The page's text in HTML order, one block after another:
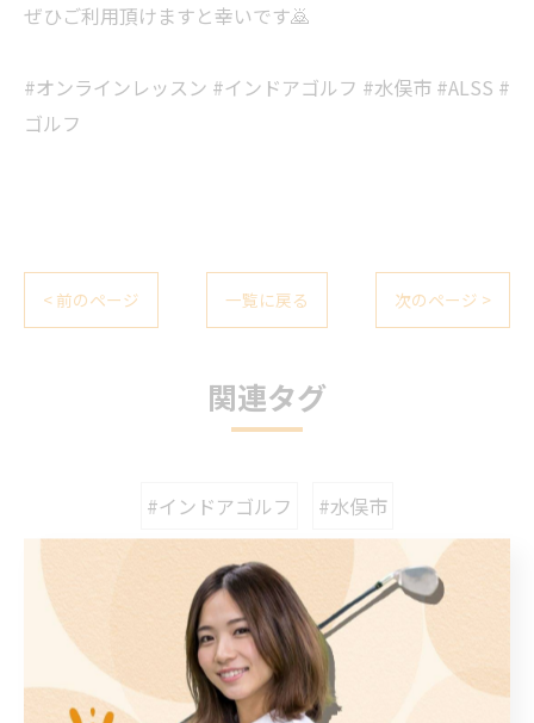
ぜひご利用頂けますと幸いです🙇
#オンラインレッスン #インドアゴルフ #水俣市 #ALSS #
ゴルフ
< 前のページ 一覧に戻る 次のページ >
関連タグ
#インドアゴルフ #水俣市
カテゴリー Categories
全てのカテゴリー